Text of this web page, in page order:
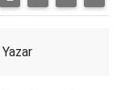
Yazar